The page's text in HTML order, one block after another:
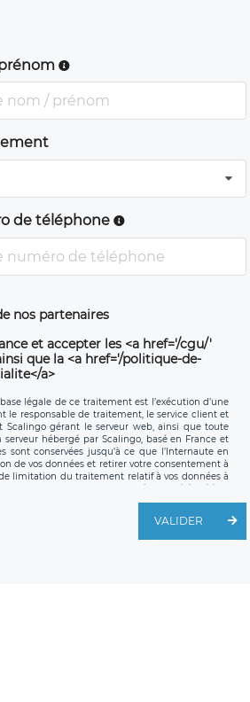
de téléphone
nos partenaires
et accepter les <a href='/cgu/'
que la <a href='/politique-de-
a>
légale de ce traitement est l’exécution d’une
le responsable de traitement, le service client et
Scalingo gérant le serveur web, ainsi que toute
hébergé par Scalingo, basé en France et
sont conservées jusqu’à ce que l’Internaute en
de vos données et retirer votre consentement à
limitation du traitement relatif à vos données à
exercer ces droits auprès du délégué à la
et est joignable à l’adresse mail suivante :
le droit d’introduire une réclamation
VALIDER